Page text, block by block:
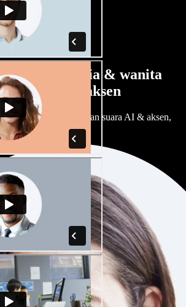
suara pria & wanita
berbagai aksen
beda. Pilih ratusan suara AI & aksen,